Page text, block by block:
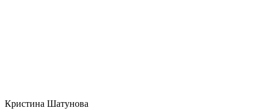
Кристина Шатунова